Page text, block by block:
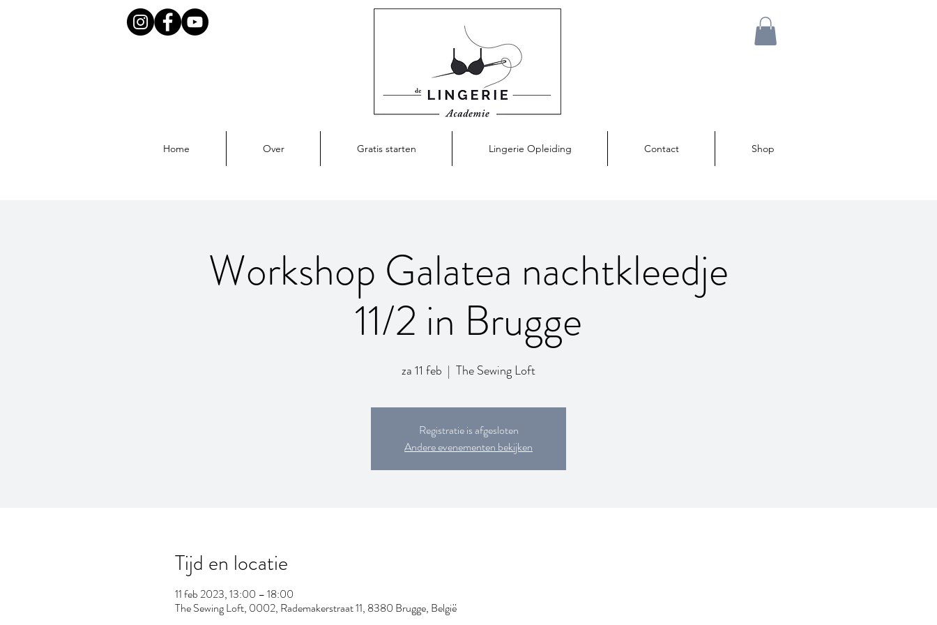
Home Over Gratis starten Lingerie Opleiding Contact Shop
Workshop Galatea nachtkleedje
11/2 in Brugge
za 11 feb
  |
The Sewing Loft
Registratie is afgesloten
Andere evenementen bekijken
Tijd en locatie
11 feb 2023, 13:00 – 18:00
The Sewing Loft, 0002, Rademakerstraat 11, 8380 Brugge, België